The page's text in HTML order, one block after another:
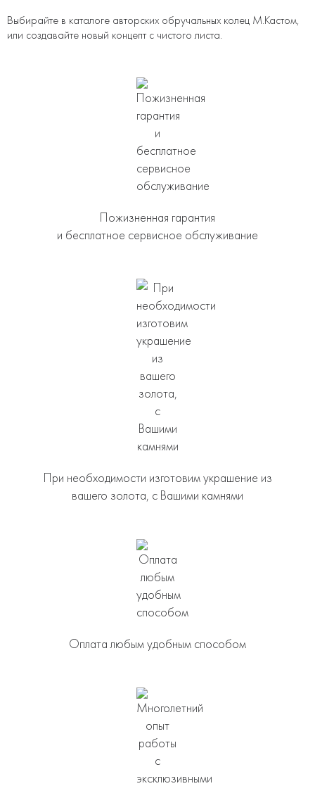
Выбирайте в каталоге авторских обручальных колец М.Кастом,
или создавайте новый концепт с чистого листа.
Пожизненная гарантия
и бесплатное сервисное обслуживание
При необходимости изготовим украшение из
вашего золота, с Вашими камнями
Оплата любым удобным способом